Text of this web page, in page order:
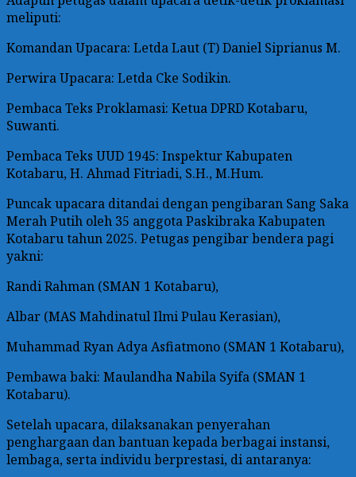
meliputi:
Komandan Upacara: Letda Laut (T) Daniel Siprianus M.
Perwira Upacara: Letda Cke Sodikin.
Pembaca Teks Proklamasi: Ketua DPRD Kotabaru,
Suwanti.
Pembaca Teks UUD 1945: Inspektur Kabupaten
Kotabaru, H. Ahmad Fitriadi, S.H., M.Hum.
Puncak upacara ditandai dengan pengibaran Sang Saka
Merah Putih oleh 35 anggota Paskibraka Kabupaten
Kotabaru tahun 2025. Petugas pengibar bendera pagi
yakni:
Randi Rahman (SMAN 1 Kotabaru),
Albar (MAS Mahdinatul Ilmi Pulau Kerasian),
Muhammad Ryan Adya Asfiatmono (SMAN 1 Kotabaru),
Pembawa baki: Maulandha Nabila Syifa (SMAN 1
Kotabaru).
Setelah upacara, dilaksanakan penyerahan
penghargaan dan bantuan kepada berbagai instansi,
lembaga, serta individu berprestasi, di antaranya: